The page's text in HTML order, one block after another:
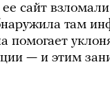
ее сайт
там
помогает
— и этим